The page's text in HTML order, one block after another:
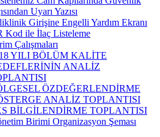
Uyarı Yazısı
Girişine Engelli Yardım Ekranı
Kod ile İlaç Listeleme
Çalışmaları
YILI BÖLÜM KALİTE
ANALİZ
ÖZDEĞERLENDİRME
ANALİZ TOPLANTISI
BİLGİLENDİRME TOPLANTISI
Birimi Organizasyon Şeması